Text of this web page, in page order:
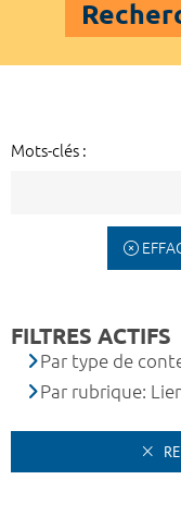
Mots-clés :
FILTRES ACTIFS
Par type de
Par rubrique: